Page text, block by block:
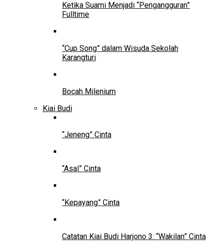
Ketika Suami Menjadi “Pengangguran”
Fulltime
“Cup Song” dalam Wisuda Sekolah
Karangturi
Bocah Milenium
Kiai Budi
“Jeneng” Cinta
“Asal” Cinta
“Kepayang” Cinta
Catatan Kiai Budi Harjono 3: “Wakilan” Cinta